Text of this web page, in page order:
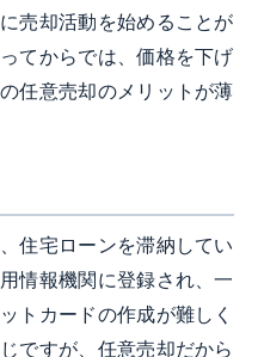
売却活動を始めることが
てからでは、価格を下げ
任意売却のメリットが薄
住宅ローンを滞納してい
情報機関に登録され、一
トカードの作成が難しく
ですが、任意売却だから